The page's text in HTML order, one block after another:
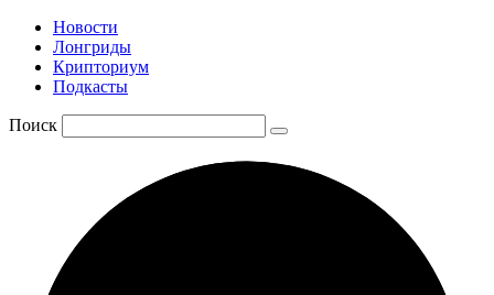
Новости
Лонгриды
Крипториум
Подкасты
Поиск